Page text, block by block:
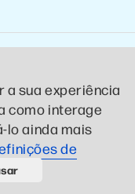
. Política de
a sua experiência
como interage
lo ainda mais
de